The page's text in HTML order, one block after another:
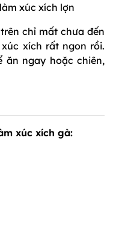
xúc xích lợn
chỉ mất chưa đến
xích rất ngon rồi.
ăn ngay hoặc chiên,
xúc xích gà: